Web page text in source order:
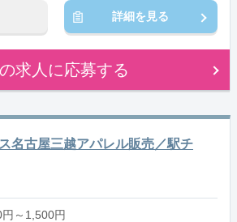
休憩1:00)
休憩1:00)
休憩1:00)
休憩1:00)
詳細を見る
求人に応募する
名古屋三越アパレル販売／駅チ
～1,500円